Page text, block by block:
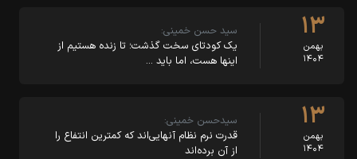
۱۳
بهمن
۱۴۰۴
سید حسن خمینی:
یک کودتای سخت گذشت؛ تا زنده هستیم از
اینها هست، اما باید …
۱۳
بهمن
۱۴۰۴
سیدحسن خمینی:
قدرت نرم نظام آنهایی‌اند که کمترین انتفاع را
از آن برده‌اند